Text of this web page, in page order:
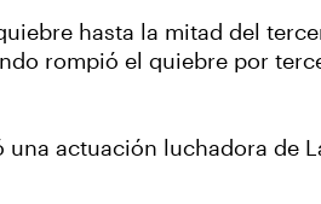
hasta la mitad del
rompió el quiebre por
actuación luchadora de